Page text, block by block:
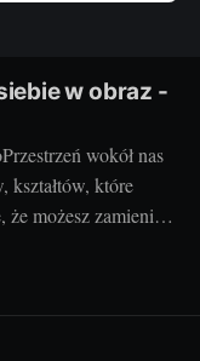
w obraz -
wokół nas
kształtów, które
że możesz zamienić
kamera.